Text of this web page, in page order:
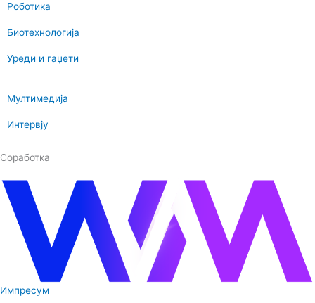
Роботика
Биотехнологија
Уреди и гаџети
Мултимедија
Интервју
Соработка
Импресум